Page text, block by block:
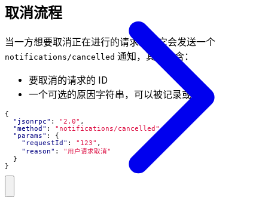
取消流程
当一方想要取消正在进行的请求时，它会发送一个
notifications/cancelled 通知，其中包含：
要取消的请求的 ID
一个可选的原因字符串，可以被记录或显示
{
"jsonrpc" : "2.0" ,
"method" : "notifications/cancelled",
"params" :
{
"requestId" : "123" ,
"reason" :
"用户请求取消"
}
}